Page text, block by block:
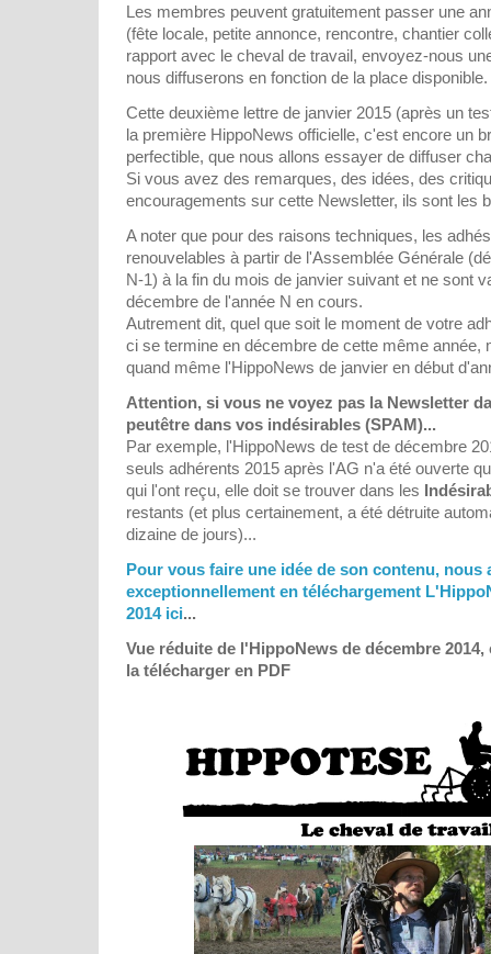
Les membres peuvent gratuitement passer une
(fête locale, petite annonce, rencontre, chantier
rapport avec le cheval de travail, envoyez-nous
nous diffuserons en fonction de la place disponible.
Cette deuxième lettre de janvier 2015 (après un
la première HippoNews officielle, c'est encore un
perfectible, que nous allons essayer de diffuser
Si vous avez des remarques, des idées, des
encouragements sur cette Newsletter, ils sont les
A noter que pour des raisons techniques, les
renouvelables à partir de l'Assemblée Générale
N-1) à la fin du mois de janvier suivant et ne sont
décembre de l'année N en cours.
Autrement dit, quel que soit le moment de votre
ci se termine en décembre de cette même année,
quand même l'HippoNews de janvier en début
Attention, si vous ne voyez pas la Newsletter
peutêtre dans vos indésirables (SPAM)...
Par exemple, l'HippoNews de test de décembre
seuls adhérents 2015 après l'AG n'a été ouverte
qui l'ont reçu, elle doit se trouver dans les
restants (et plus certainement, a été détruite
dizaine de jours)...
Pour vous faire une idée de son contenu, nous
exceptionnellement en téléchargement
2014 ici...
Vue réduite de l'HippoNews de décembre
la télécharger en PDF